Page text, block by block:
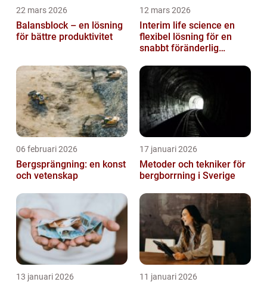
22 mars 2026
Balansblock – en lösning
för bättre produktivitet
12 mars 2026
Interim life science en
flexibel lösning för en
snabbt föränderlig
06 februari 2026
Bergsprängning: en konst
och vetenskap
17 januari 2026
Metoder och tekniker för
bergborrning i Sverige
13 januari 2026 11 januari 2026